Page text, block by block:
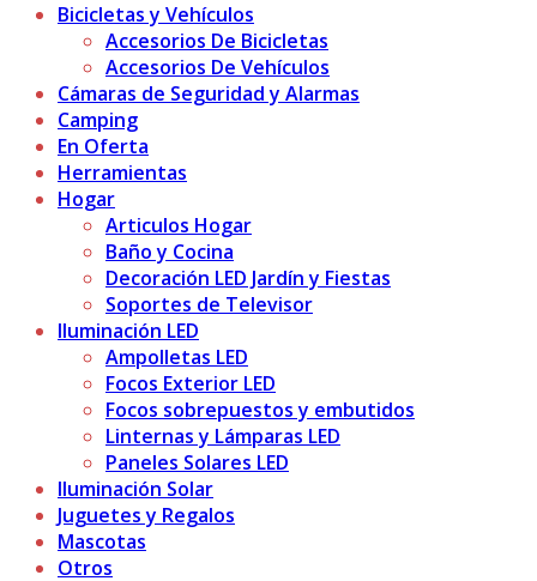
Bicicletas y Vehículos
Accesorios De Bicicletas
Accesorios De Vehículos
Cámaras de Seguridad y Alarmas
Camping
En Oferta
Herramientas
Hogar
Articulos Hogar
Baño y Cocina
Decoración LED Jardín y Fiestas
Soportes de Televisor
Iluminación LED
Ampolletas LED
Focos Exterior LED
Focos sobrepuestos y embutidos
Linternas y Lámparas LED
Paneles Solares LED
Iluminación Solar
Juguetes y Regalos
Mascotas
Otros